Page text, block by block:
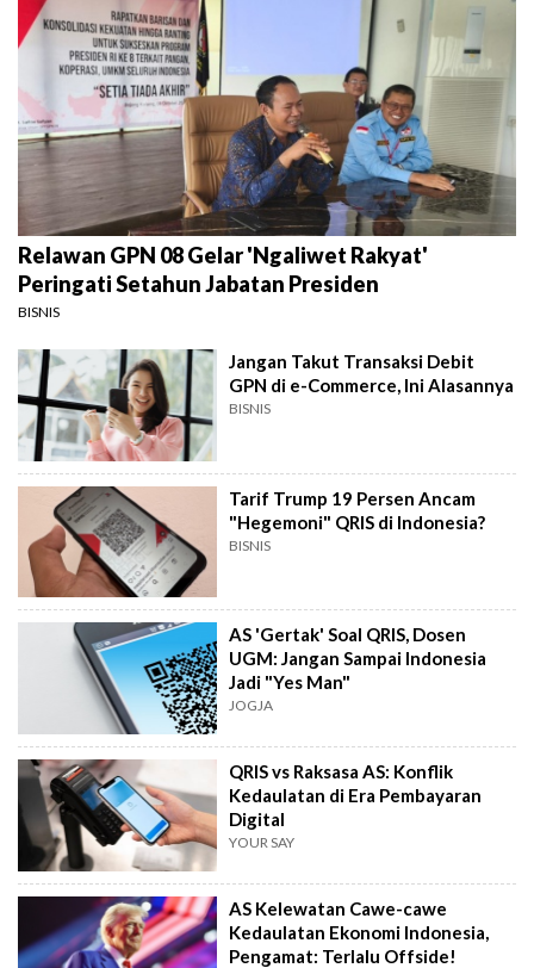
Relawan GPN 08 Gelar 'Ngaliwet Rakyat'
Peringati Setahun Jabatan Presiden
BISNIS
Jangan Takut Transaksi Debit
GPN di e-Commerce, Ini Alasannya
BISNIS
Tarif Trump 19 Persen Ancam
"Hegemoni" QRIS di Indonesia?
BISNIS
AS 'Gertak' Soal QRIS, Dosen
UGM: Jangan Sampai Indonesia
Jadi "Yes Man"
JOGJA
QRIS vs Raksasa AS: Konflik
Kedaulatan di Era Pembayaran
Digital
YOUR SAY
AS Kelewatan Cawe-cawe
Kedaulatan Ekonomi Indonesia,
Pengamat: Terlalu Offside!